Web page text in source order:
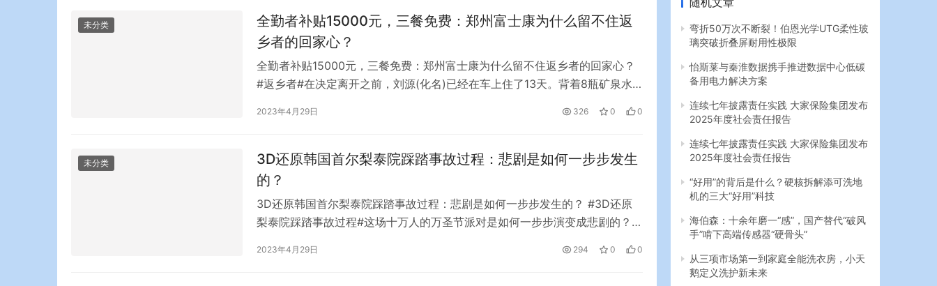
价…
未分类
全勤者补贴15000元，三餐免费：郑州富士康为什么留不住返
乡者的回家心？
全勤者补贴15000元，三餐免费：郑州富士康为什么留不住返乡者的回家心？
#返乡者#在决定离开之前，刘源(化名)已经在车上住了13天。背着8瓶矿泉水
里，她只有一个念头——回老家。 10月30日凌晨5点多，郑州富士康机场厂区
2023年4月29日 326 0 0
未分类
3D还原韩国首尔梨泰院踩踏事故过程：悲剧是如何一步步发生
的？
3D还原韩国首尔梨泰院踩踏事故过程：悲剧是如何一步步发生的？ #3D还原
梨泰院踩踏事故过程#这场十万人的万圣节派对是如何一步步演变成悲剧的？事
两排，全倒了。 徐青和他的朋友被夹在人群中，无法动弹或呼吸。被压倒前还
2023年4月29日 294 0 0
弯折50万次不断裂！伯恩光学UTG柔性玻
璃突破折叠屏耐用性极限
怡斯莱与秦淮数据携手推进数据中心低碳
备用电力解决方案
连续七年披露责任实践 大家保险集团发布
2025年度社会责任报告
连续七年披露责任实践 大家保险集团发布
2025年度社会责任报告
“好用”的背后是什么？硬核拆解添可洗地
机的三大“好用”科技
海伯森：十余年磨一“感”，国产替代“破风
手”啃下高端传感器“硬骨头”
从三项市场第一到家庭全能洗衣房，小天
鹅定义洗护新未来